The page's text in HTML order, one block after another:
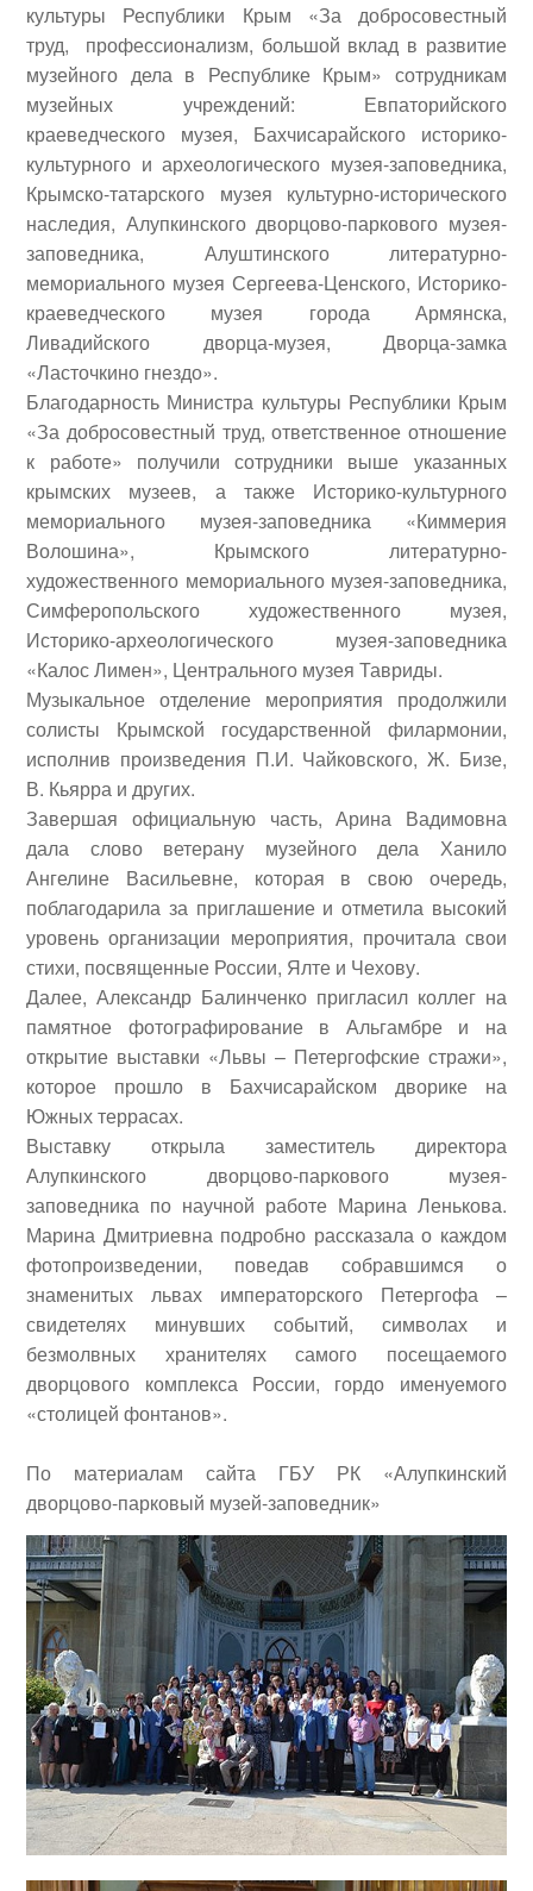
культуры Республики Крым «За добросовестный
труд, профессионализм, большой вклад в развитие
музейного дела в Республике Крым» сотрудникам
музейных учреждений: Евпаторийского
краеведческого музея, Бахчисарайского историко-
культурного и археологического музея-заповедника,
Крымско-татарского музея культурно-исторического
наследия, Алупкинского дворцово-паркового музея-
заповедника, Алуштинского литературно-
мемориального музея Сергеева-Ценского, Историко-
краеведческого музея города Армянска,
Ливадийского дворца-музея, Дворца-замка
«Ласточкино гнездо».
Благодарность Министра культуры Республики Крым
«За добросовестный труд, ответственное отношение
к работе» получили сотрудники выше указанных
крымских музеев, а также Историко-культурного
мемориального музея-заповедника «Киммерия
Волошина», Крымского литературно-
художественного мемориального музея-заповедника,
Симферопольского художественного музея,
Историко-археологического музея-заповедника
«Калос Лимен», Центрального музея Тавриды.
Музыкальное отделение мероприятия продолжили
солисты Крымской государственной филармонии,
исполнив произведения П.И. Чайковского, Ж. Бизе,
В. Кьярра и других.
Завершая официальную часть, Арина Вадимовна
дала слово ветерану музейного дела Ханило
Ангелине Васильевне, которая в свою очередь,
поблагодарила за приглашение и отметила высокий
уровень организации мероприятия, прочитала свои
стихи, посвященные России, Ялте и Чехову.
Далее,Александр Балинченко пригласил коллег на
памятное фотографирование в Альгамбре и на
открытие выставки «Львы – Петергофские стражи»,
которое прошло в Бахчисарайском дворике на
Южных террасах.
Выставку открыла заместитель директора
Алупкинского дворцово-паркового музея-
заповедника по научной работе Марина Ленькова.
Марина Дмитриевна подробно рассказала о каждом
фотопроизведении, поведав собравшимся о
знаменитых львах императорского Петергофа –
свидетелях минувших событий, символах и
безмолвных хранителях самого посещаемого
дворцового комплекса России, гордо именуемого
«столицей фонтанов».
По материалам сайта ГБУ РК «Алупкинский
дворцово-парковый музей-заповедник»